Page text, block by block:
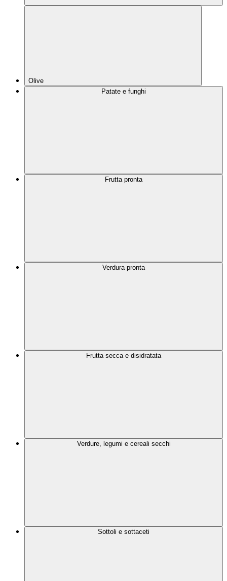
Olive
Patate e funghi
Frutta pronta
Verdura pronta
Frutta secca e disidratata
Verdure, legumi e cereali secchi
Sottoli e sottaceti